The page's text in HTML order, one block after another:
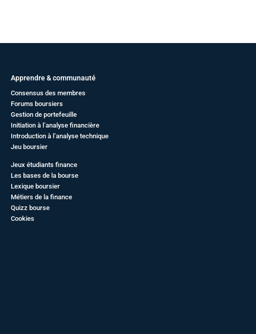
Apprendre & communauté
Consensus des membres
Forums boursiers
Gestion de portefeuille
Initiation à l’analyse financière
Introduction à l’analyse technique
Jeu boursier
Jeux étudiants finance
Les bases de la bourse
Lexique boursier
Métiers de la finance
Quizz bourse
Cookies